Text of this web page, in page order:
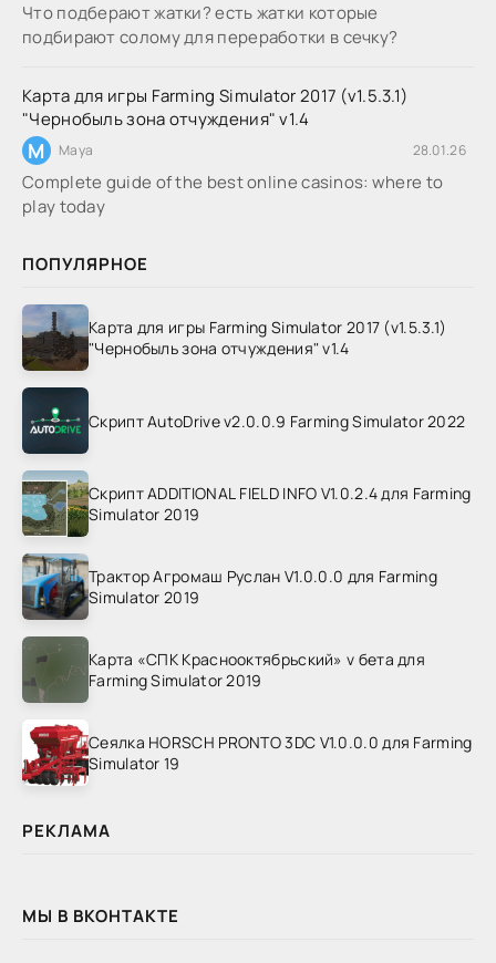
Что подберают жатки? есть жатки которые
подбирают солому для переработки в сечку?
Карта для игры Farming Simulator 2017 (v1.5.3.1)
"Чернобыль зона отчуждения" v1.4
M Maya 28.01.26
Complete guide of the best online casinos: where to
play today
ПОПУЛЯРНОЕ
Карта для игры Farming Simulator 2017 (v1.5.3.1)
"Чернобыль зона отчуждения" v1.4
Скрипт AutoDrive v2.0.0.9 Farming Simulator 2022
Скрипт ADDITIONAL FIELD INFO V1.0.2.4 для Farming
Simulator 2019
Трактор Агромаш Руслан V1.0.0.0 для Farming
Simulator 2019
Карта «СПК Краснооктябрьский» v бета для
Farming Simulator 2019
Сеялка HORSCH PRONTO 3DC V1.0.0.0 для Farming
Simulator 19
РЕКЛАМА
МЫ В ВКОНТАКТЕ